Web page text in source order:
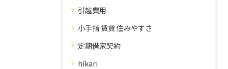
引越費用
小手指 賃貸 住みやすさ
定期借家契約
hikari